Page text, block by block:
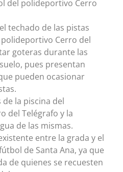
del polideportivo Cerro
techado de las pistas
Cerro del
goteras durante las
pues presentan
pueden ocasionar
de la piscina del
del Telégrafo y la
de las mismas.
entre la grada y el
de Santa Ana, ya que
de quienes se recuesten